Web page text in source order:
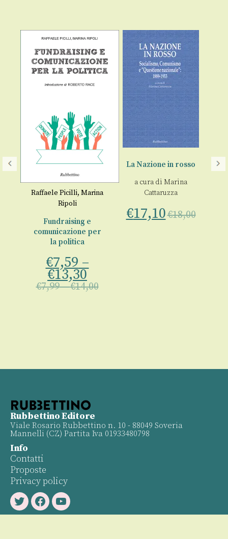
Raffaele Picilli, Marina
Ripoli
Fundraising e
comunicazione per
la politica
€7,59 –
€13,30
€7,99–€14,00
La Nazione in rosso
a cura di Marina
Cattaruzza
€17,10€18,00
Rubbettino Editore
Viale Rosario Rubbettino n. 10 - 88049 Soveria
Mannelli (CZ) Partita Iva 01933480798
Info
Contatti
Proposte
Privacy policy
TwitterFacebookYoutube